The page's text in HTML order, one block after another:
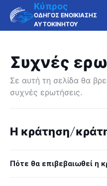
Κύπρος
ΟΔΗΓΟΣ ΕΝΟΙΚΙΑΣΗΣ
ΑΥΤΟΚΙΝΗΤΟΥ
Συχνές
Σε αυτή τη σελίδα θα
συχνές ερωτήσεις.
Η κράτηση/
Πότε θα επιβεβαιωθεί η